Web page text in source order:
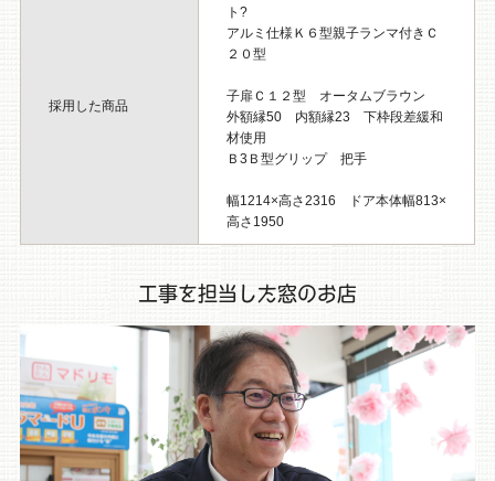
採用した商品
ト?
アルミ仕様Ｋ６型親子ランマ付きＣ
２０型
子扉Ｃ１２型 オータムブラウン
外額縁50 内額縁23 下枠段差緩和
材使用
Ｂ3Ｂ型グリップ 把手
幅1214×高さ2316 ドア本体幅813×
高さ1950
工事を担当した窓のお店